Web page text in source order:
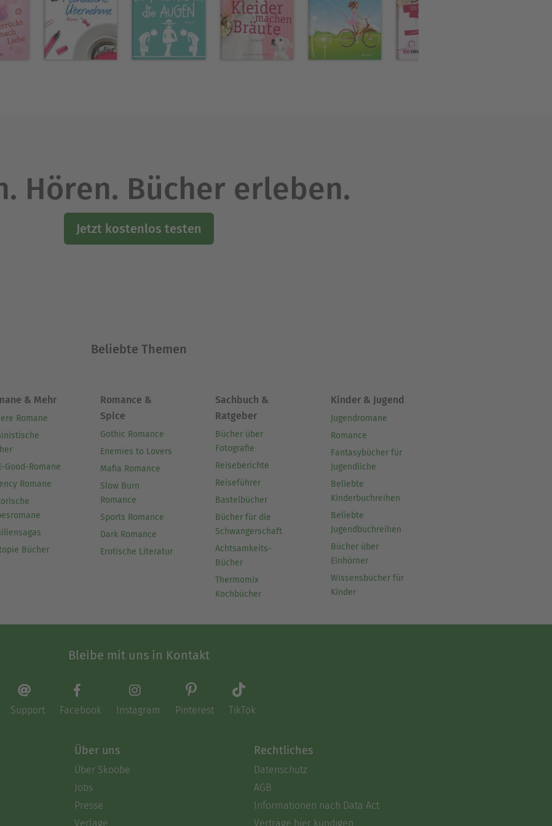
Hören. Bücher erleben.
Jetzt kostenlos testen
Beliebte Themen
& Mehr
Romane
Good-Romane
Romane
Bücher
Romance &
Spice
Gothic Romance
Enemies to Lovers
Mafia Romance
Slow Burn
Romance
Sports Romance
Dark Romance
Erotische Literatur
Sachbuch &
Ratgeber
Bücher über
Fotografie
Reiseberichte
Reiseführer
Bastelbücher
Bücher für die
Schwangerschaft
Achtsamkeits-
Bücher
Thermomix
Kochbücher
Kinder & Jugend
Jugendromane
Romance
Fantasybücher für
Jugendliche
Beliebte
Kinderbuchreihen
Beliebte
Jugendbuchreihen
Bücher über
Einhörner
Wissensbücher für
Kinder
Bleibe mit uns in Kontakt
Support Facebook Instagram Pinterest TikTok
Über uns
Über Skoobe
Jobs
Presse
Verlage
Rechtliches
Datenschutz
AGB
Informationen nach Data Act
Verträge hier kündigen